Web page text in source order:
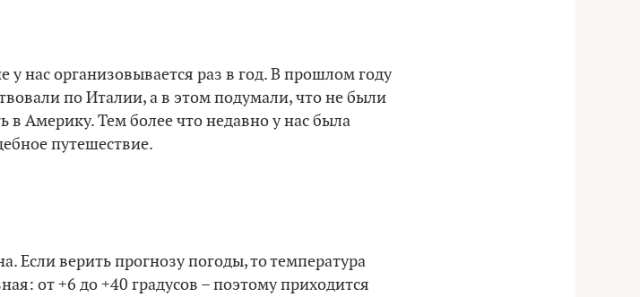
у нас организовывается раз в год. В прошлом году
по Италии, а в этом подумали, что не были
в Америку. Тем более что недавно у нас была
путешествие.
Если верить прогнозу погоды, то температура
от +6 до +40 градусов – поэтому приходится